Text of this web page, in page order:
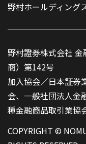
野村ホールディング
野村證券株式会社
商）第142号
加入協会／日本証券
会、一般社団法人金
種金融商品取引業協
COPYRIGHT ©